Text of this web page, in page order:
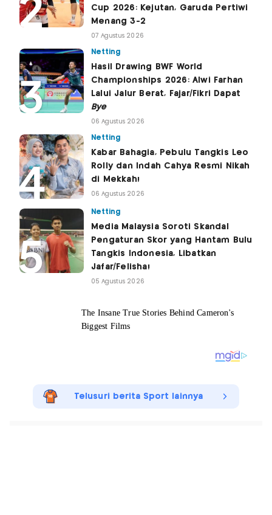
Cup 2026: Kejutan, Garuda Pertiwi
Menang 3-2
07 Agustus 2026
Netting
Hasil Drawing BWF World
Championships 2026: Alwi Farhan
Lalui Jalur Berat, Fajar/Fikri Dapat
Bye
06 Agustus 2026
Netting
Kabar Bahagia, Pebulu Tangkis Leo
Rolly dan Indah Cahya Resmi Nikah
di Mekkah!
06 Agustus 2026
Netting
Media Malaysia Soroti Skandal
Pengaturan Skor yang Hantam Bulu
Tangkis Indonesia, Libatkan
Jafar/Felisha!
05 Agustus 2026
Telusuri berita Sport lainnya